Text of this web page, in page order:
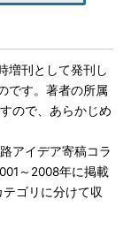
増刊として発刊し
です。著者の所属
ので、あらかじめ
アイデア寄稿コラ
～2008年に掲載
ゴリに分けて収